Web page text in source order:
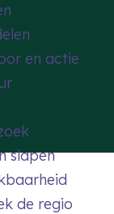
en actie
slapen
de regio